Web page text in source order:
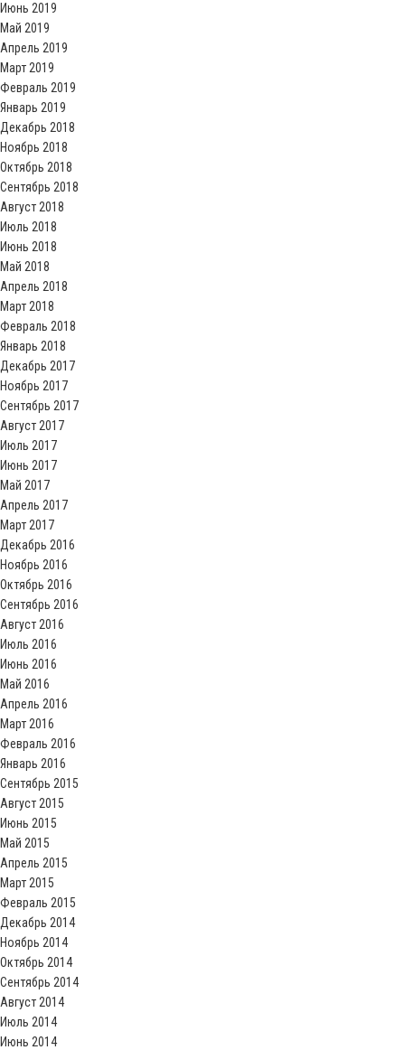
Июнь 2019
Май 2019
Апрель 2019
Март 2019
Февраль 2019
Январь 2019
Декабрь 2018
Ноябрь 2018
Октябрь 2018
Сентябрь 2018
Август 2018
Июль 2018
Июнь 2018
Май 2018
Апрель 2018
Март 2018
Февраль 2018
Январь 2018
Декабрь 2017
Ноябрь 2017
Сентябрь 2017
Август 2017
Июль 2017
Июнь 2017
Май 2017
Апрель 2017
Март 2017
Декабрь 2016
Ноябрь 2016
Октябрь 2016
Сентябрь 2016
Август 2016
Июль 2016
Июнь 2016
Май 2016
Апрель 2016
Март 2016
Февраль 2016
Январь 2016
Сентябрь 2015
Август 2015
Июнь 2015
Май 2015
Апрель 2015
Март 2015
Февраль 2015
Декабрь 2014
Ноябрь 2014
Октябрь 2014
Сентябрь 2014
Август 2014
Июль 2014
Июнь 2014